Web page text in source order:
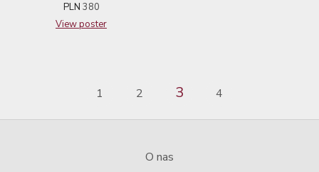
PLN 380
View poster
1 2 3 4
O nas